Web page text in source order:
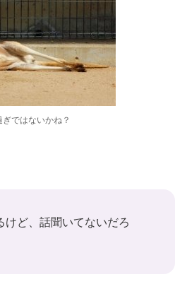
ではないかね？
けど、話聞いてないだろ